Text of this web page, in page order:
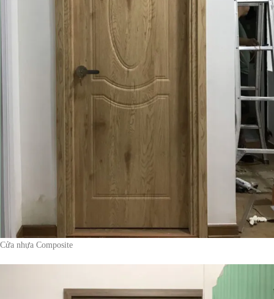
Cửa nhựa Composite